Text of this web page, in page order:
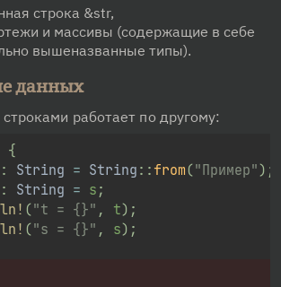
строка &str,
и массивы (содержащие в себе
вышеназванные типы).
данных
работает по другому:
{
: String = String :: from("Пример") ;
: String = s ;
("t = {}" , t) ;
("s = {}" , s) ;